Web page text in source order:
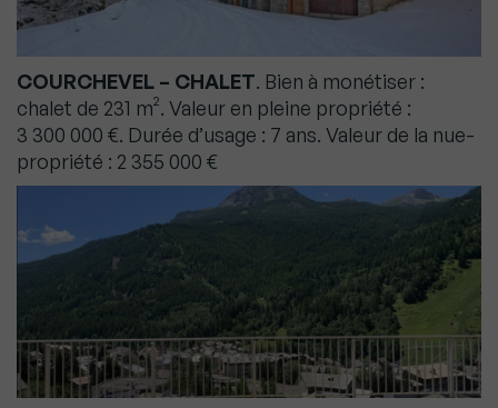
COURCHEVEL – CHALET. Bien à monétiser :
chalet de 231 m². Valeur en pleine propriété :
3 300 000 €. Durée d’usage : 7 ans. Valeur de la nue-
propriété : 2 355 000 €